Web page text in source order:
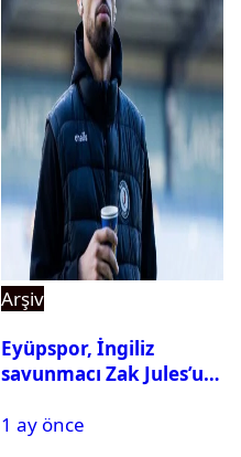
Arşiv
Eyüpspor, İngiliz
savunmacı Zak Jules’u
1 ay önce